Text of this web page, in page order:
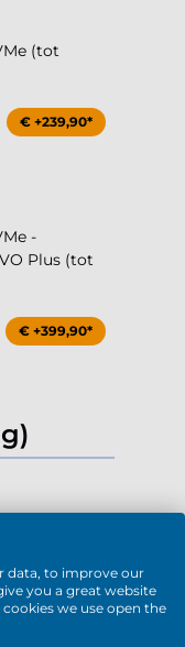
(tot
€ +239,90*
-
Plus (tot
€ +399,90*
- 0 +
data, to improve our
you a great website
we use open the